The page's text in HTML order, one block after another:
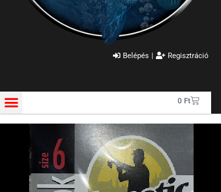
Belépés | Regisztráció
0 Ft